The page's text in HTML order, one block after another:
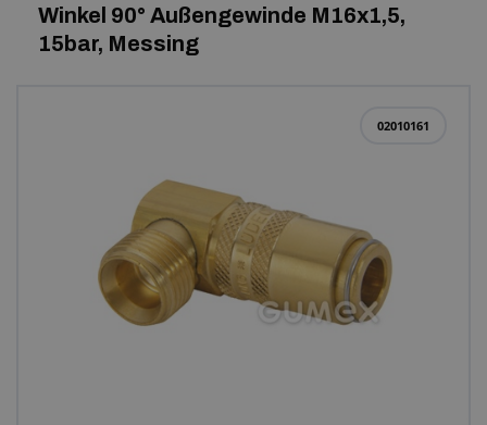
Technische Kunststoffe
Weitere Gummi- und Kunststoffprodukte
Anfragezentrum
Alles über den Einkauf
Winkel 90° Außengewinde M16x1,5,
15bar, Messing
02010161